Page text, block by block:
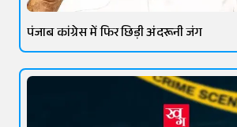
पंजाब कांग्रेस में फिर छिड़ी अंदरूनी जंग